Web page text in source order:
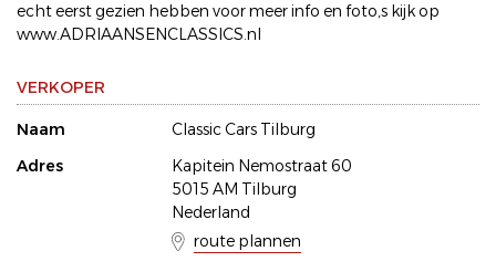
echt eerst gezien hebben voor meer info en foto,s kijk op
www.ADRIAANSENCLASSICS.nl
VERKOPER
Naam
Classic Cars Tilburg
Adres
Kapitein Nemostraat 60
5015 AM Tilburg
Nederland
route plannen